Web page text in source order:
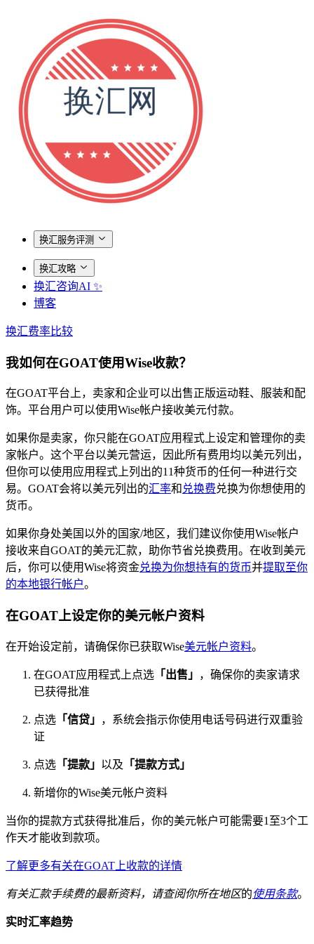
换汇服务评测
换汇攻略
换汇咨询AI ✨
博客
换汇费率比较
我如何在GOAT使用Wise收款？
在GOAT平台上，卖家和企业可以出售正版运动鞋、服装和配
饰。平台用户可以使用Wise帐户接收美元付款。
如果你是卖家，你只能在GOAT应用程式上设定和管理你的卖
家帐户。这个平台以美元营运，因此所有费用均以美元列出，
但你可以使用应用程式上列出的11种货币的任何一种进行交
易。GOAT会将以美元列出的汇率和 兑换费兑换为你想使用的
货币。
如果你身处美国以外的国家/地区，我们建议你使用Wise帐户
接收来自GOAT的美元汇款，助你节省兑换费用。在收到美元
后，你可以使用Wise将资金兑换为你想持有的货币并提取至你
的本地银行帐户。
在GOAT上设定你的美元帐户资料
在开始设定前，请确保你已获取Wise美元帐户资料。
在GOAT应用程式上点选 「出售」
，确保你的卖家请求
已获得批准
点选 「信贷」
，系统会指示你使用电话号码进行双重验
证
点选 「提款」 以及 「提款方式」
新增你的Wise美元帐户资料
当你的提款方式获得批准后，你的美元帐户可能需要1至3个工
作天才能收到款项。
了解更多有关在GOAT上收款的详情
有关汇款手续费的最新资料，请查阅你所在地区的使用条款。
实时汇率趋势